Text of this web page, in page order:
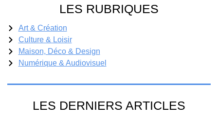
LES RUBRIQUES
Art & Création
Culture & Loisir
Maison, Déco & Design
Numérique & Audiovisuel
LES DERNIERS ARTICLES